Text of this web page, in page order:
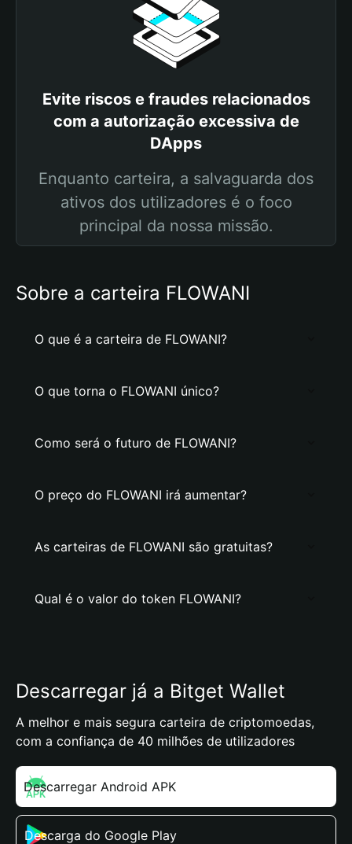
Evite riscos e fraudes relacionados
com a autorização excessiva de
DApps
Enquanto carteira, a salvaguarda dos
ativos dos utilizadores é o foco
principal da nossa missão.
Sobre a carteira FLOWANI
O que é a carteira de FLOWANI?
O que torna o FLOWANI único?
Como será o futuro de FLOWANI?
O preço do FLOWANI irá aumentar?
As carteiras de FLOWANI são gratuitas?
Qual é o valor do token FLOWANI?
Descarregar já a Bitget Wallet
A melhor e mais segura carteira de criptomoedas,
com a confiança de 40 milhões de utilizadores
Descarregar Android APK
Descarga do Google Play